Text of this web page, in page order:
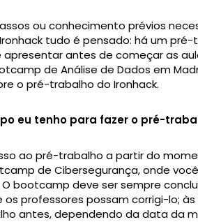
ou conhecimento prévios
tudo é pensado: há um
apresentar antes de começar as
de Análise de Dados em
o pré-trabalho do Ironhack.
eu tenho para fazer o pré-
ao pré-trabalho a partir do
de Cibersegurança, onde
O bootcamp deve ser sempre
os professores possam corrigi-lo;
antes, dependendo da data da